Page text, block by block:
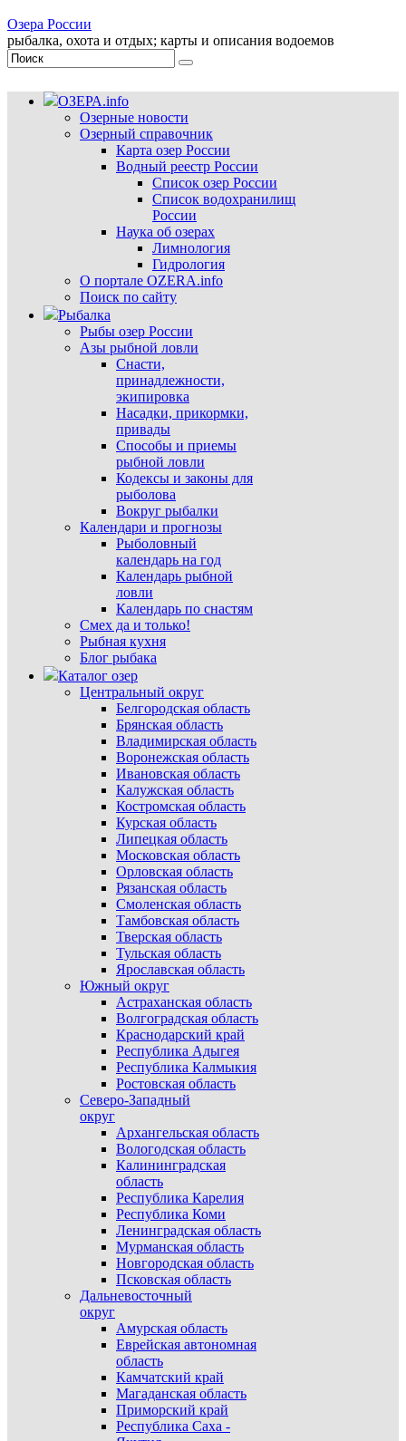
Озера России
рыбалка, охота и отдых; карты и описания водоемов
ОЗЕРА.info
Озерные новости
Озерный справочник
Карта озер России
Водный реестр России
Список озер России
Список водохранилищ
России
Наука об озерах
Лимнология
Гидрология
О портале OZERA.info
Поиск по сайту
Рыбалка
Рыбы озер России
Азы рыбной ловли
Снасти,
принадлежности,
экипировка
Насадки, прикормки,
привады
Способы и приемы
рыбной ловли
Кодексы и законы для
рыболова
Вокруг рыбалки
Календари и прогнозы
Рыболовный
календарь на год
Календарь рыбной
ловли
Календарь по снастям
Смех да и только!
Рыбная кухня
Блог рыбака
Каталог озер
Центральный округ
Белгородская область
Брянская область
Владимирская область
Воронежская область
Ивановская область
Калужская область
Костромская область
Курская область
Липецкая область
Московская область
Орловская область
Рязанская область
Смоленская область
Тамбовская область
Тверская область
Тульская область
Ярославская область
Южный округ
Астраханская область
Волгоградская область
Краснодарский край
Республика Адыгея
Республика Калмыкия
Ростовская область
Северо-Западный
округ
Архангельская область
Вологодская область
Калининградская
область
Республика Карелия
Республика Коми
Ленинградская область
Мурманская область
Новгородская область
Псковская область
Дальневосточный
округ
Амурская область
Еврейская автономная
область
Камчатский край
Магаданская область
Приморский край
Республика Саха -